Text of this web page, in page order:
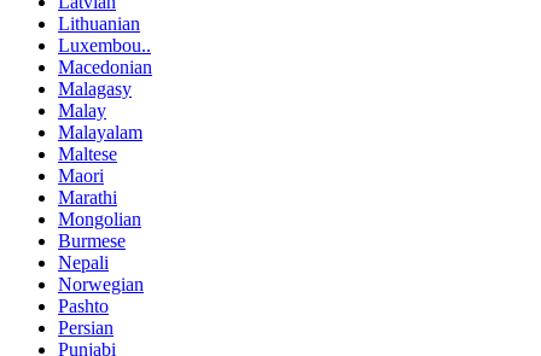
Lithuanian
Luxembou..
Macedonian
Malagasy
Malay
Malayalam
Maltese
Maori
Marathi
Mongolian
Burmese
Nepali
Norwegian
Pashto
Persian
Punjabi